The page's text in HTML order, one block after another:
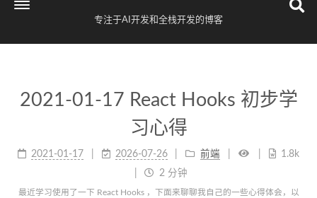
专注于AI开发和全栈开发的博客
2021-01-17 React Hooks 初步学
习心得
2021-01-17 2026-07-26 前端
1.8k
2 分钟
最近学习使用了一下 React Hooks ，下面来聊聊我自己的一些心得体会，以